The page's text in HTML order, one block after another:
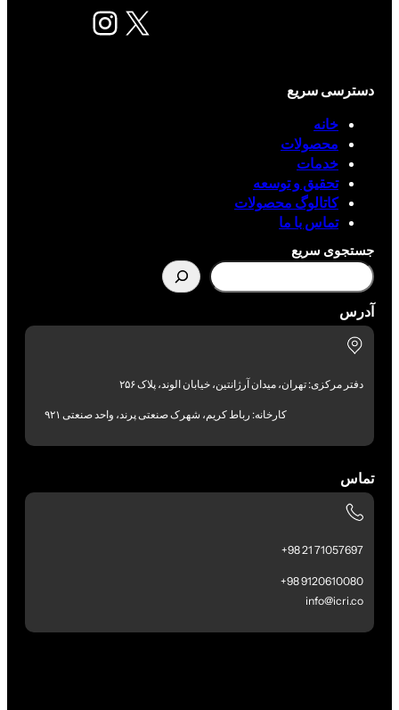
X اینستاگرم
دسترسی سریع
خانه
محصولات
خدمات
تحقیق و توسعه
کاتالوگ محصولات
تماس با ما
جستجوی سریع
آدرس
دفتر مرکزی: تهران، میدان آرژانتین، خیابان الوند، پلاک ۲۵۶
کارخانه: رباط کریم، شهرک صنعتی پرند، واحد صنعتی ۹۲۱
تماس
71057697 21 98+
9120610080 98+
info@icri.co